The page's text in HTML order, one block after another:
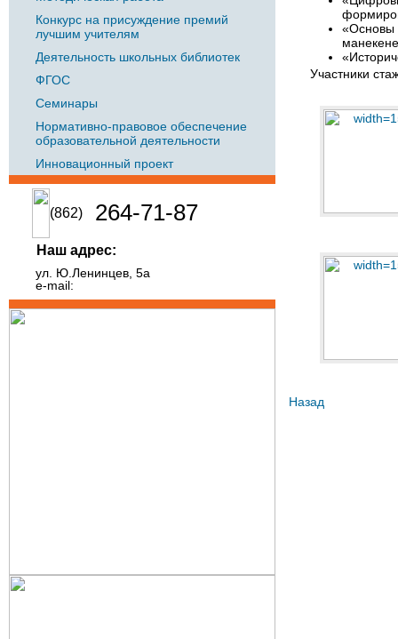
Конкурс на присуждение премий
лучшим учителям
Деятельность школьных библиотек
ФГОС
Семинары
Нормативно-правовое обеспечение
образовательной деятельности
Инновационный проект
(862) 264-71-87
Наш адрес:
ул. Ю.Ленинцев, 5а
e-mail:
«Основы
Участники
Назад